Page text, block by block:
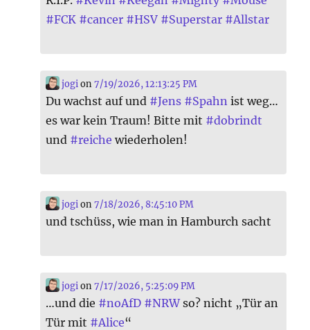
#FCK #cancer #HSV #Superstar #Allstar
jogi on7/19/2026, 12:13:25 PM
Du wachst auf und #Jens #Spahn ist weg…
es war kein Traum! Bitte mit #dobrindt
und #reiche wiederholen!
jogi on7/18/2026, 8:45:10 PM
und tschüss, wie man in Hamburch sacht
jogi on7/17/2026, 5:25:09 PM
…und die #noAfD #NRWso? nicht „Tür an
Tür mit #Alice“